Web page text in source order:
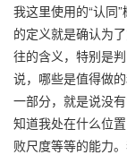
我这里使用的“认同
的定义就是确认为
往的含义，特别是
说，哪些是值得做
一部分，就是说没
知道我处在什么位
败尺度等等的能力